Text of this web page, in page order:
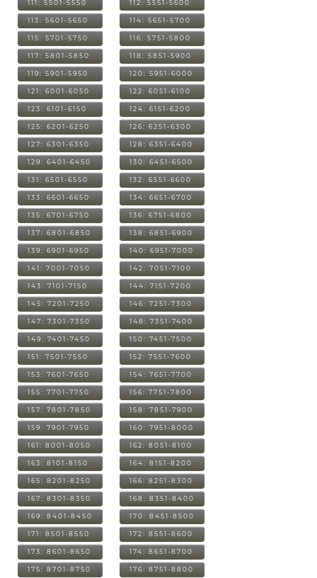
111: 5501-5550 112: 5551-5600
113: 5601-5650 114: 5651-5700
115: 5701-5750 116: 5751-5800
117: 5801-5850 118: 5851-5900
119: 5901-5950 120: 5951-6000
121: 6001-6050 122: 6051-6100
123: 6101-6150 124: 6151-6200
125: 6201-6250 126: 6251-6300
127: 6301-6350 128: 6351-6400
129: 6401-6450 130: 6451-6500
131: 6501-6550 132: 6551-6600
133: 6601-6650 134: 6651-6700
135: 6701-6750 136: 6751-6800
137: 6801-6850 138: 6851-6900
139: 6901-6950 140: 6951-7000
141: 7001-7050 142: 7051-7100
143: 7101-7150 144: 7151-7200
145: 7201-7250 146: 7251-7300
147: 7301-7350 148: 7351-7400
149: 7401-7450 150: 7451-7500
151: 7501-7550 152: 7551-7600
153: 7601-7650 154: 7651-7700
155: 7701-7750 156: 7751-7800
157: 7801-7850 158: 7851-7900
159: 7901-7950 160: 7951-8000
161: 8001-8050 162: 8051-8100
163: 8101-8150 164: 8151-8200
165: 8201-8250 166: 8251-8300
167: 8301-8350 168: 8351-8400
169: 8401-8450 170: 8451-8500
171: 8501-8550 172: 8551-8600
173: 8601-8650 174: 8651-8700
175: 8701-8750 176: 8751-8800